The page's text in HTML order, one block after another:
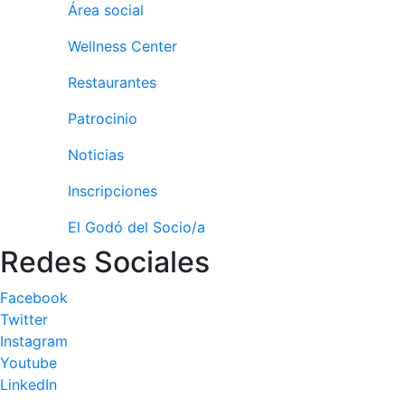
Restaurante
El Snack
Chill Out
Bar Piscina
Patrocinio
Patrocinadores
Publicidad en
la Revista
Ventajas
sociales
¿Quieres ser
Patrocinador
del Club?
Área social
Wellness Center
Restaurantes
Patrocinio
Noticias
Inscripciones
El Godó del Socio/a
Redes Sociales
Facebook
Twitter
Instagram
Youtube
LinkedIn